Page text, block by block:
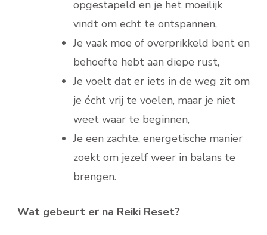
opgestapeld en je het moeilijk
vindt om echt te ontspannen,
Je vaak moe of overprikkeld bent en
behoefte hebt aan diepe rust,
Je voelt dat er iets in de weg zit om
je écht vrij te voelen, maar je niet
weet waar te beginnen,
Je een zachte, energetische manier
zoekt om jezelf weer in balans te
brengen.
Wat gebeurt er na Reiki Reset?